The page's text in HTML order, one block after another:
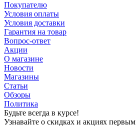
Покупателю
Условия оплаты
Условия доставки
Гарантия на товар
Вопрос-ответ
Акции
О магазине
Новости
Магазины
Статьи
Обзоры
Политика
Будьте всегда в курсе!
Узнавайте о скидках и акциях первым